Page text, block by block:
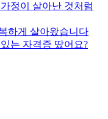
정이 살아난 것처럼
하게 살아왔습니다
는 자격증 땄어요?